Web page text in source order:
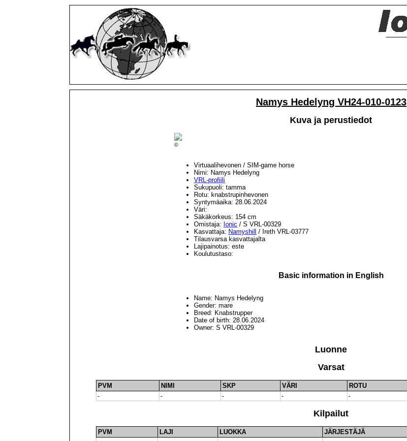
Namys Hedelyng VH24-010-0123
Kuva ja perustiedot
©
Virtuaalihevonen / SIM-game horse
Nimi: Namys Hedelyng
VRL-profiili
Sukupuoli: tamma
Rotu: knabstrupinhevonen
Syntymäaika: 28.06.2024
Väri:
Säkäkorkeus: 154 cm
Omistaja: Ionic / S VRL-00329
Kasvattaja: Namyshill
/ Ireth VRL-03777
Tilausvarsa kasvattajalta
Lajipainotus: este
Koulutustaso:
Basic information in English
Name: Namys Hedelyng
Gender: mare
Breed: Knabstrupper
Date of birth: 28.06.2024
Owner: S VRL-00329
Luonne
Varsat
PVM NIMI SKP VÄRI ROTU
-
- - - -
Kilpailut
PVM LAJI LUOKKA JÄRJESTÄJÄ